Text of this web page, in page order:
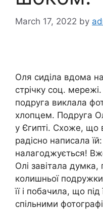
March 17, 2022 by
Оля сиділа вдома
стрічку соц.
подруга виклала
хлопцем. Подруга
у Єгипті. Схоже, що
радісно написала
налагоджується!
Олі завітала думка,
колишньої
її і побачила, що
спільними